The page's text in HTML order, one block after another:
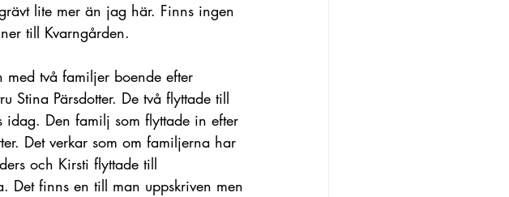
lite mer än jag här. Finns ingen
till Kvarngården.
två familjer boende efter
Stina Pärsdotter. De två flyttade till
idag. Den familj som flyttade in efter
Det verkar som om familjerna har
och Kirsti flyttade till
finns en till man uppskriven men